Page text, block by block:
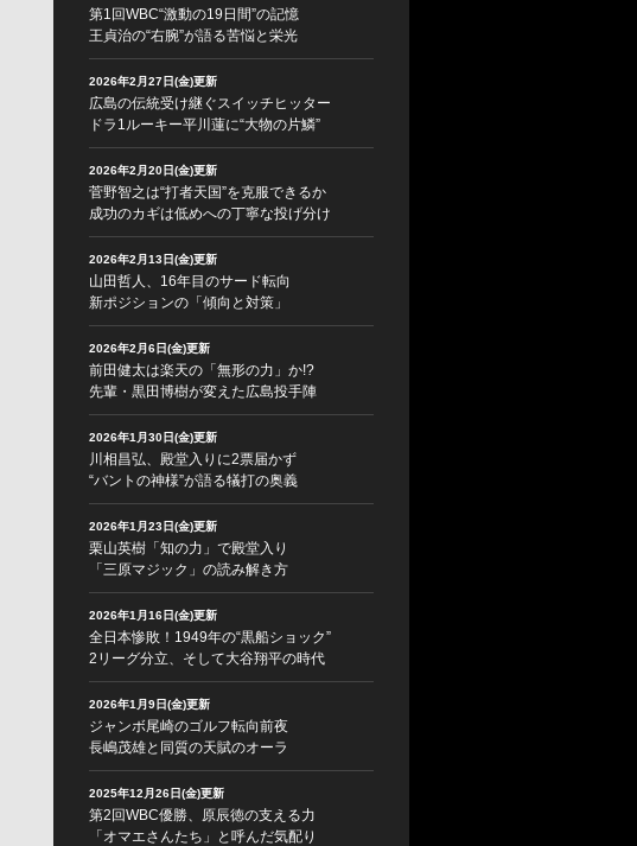
第1回WBC“激動の19日間”の記憶
王貞治の“右腕”が語る苦悩と栄光
2026年2月27日(金)更新
広島の伝統受け継ぐスイッチヒッター
ドラ1ルーキー平川蓮に“大物の片鱗”
2026年2月20日(金)更新
菅野智之は“打者天国”を克服できるか
成功のカギは低めへの丁寧な投げ分け
2026年2月13日(金)更新
山田哲人、16年目のサード転向
新ポジションの「傾向と対策」
2026年2月6日(金)更新
前田健太は楽天の「無形の力」か!?
先輩・黒田博樹が変えた広島投手陣
2026年1月30日(金)更新
川相昌弘、殿堂入りに2票届かず
“バントの神様”が語る犠打の奥義
2026年1月23日(金)更新
栗山英樹「知の力」で殿堂入り
「三原マジック」の読み解き方
2026年1月16日(金)更新
全日本惨敗！1949年の“黒船ショック”
2リーグ分立、そして大谷翔平の時代
2026年1月9日(金)更新
ジャンボ尾崎のゴルフ転向前夜
長嶋茂雄と同質の天賦のオーラ
2025年12月26日(金)更新
第2回WBC優勝、原辰徳の支える力
「オマエさんたち」と呼んだ気配り